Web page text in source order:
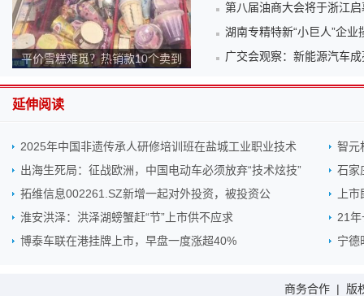
平价雪糕难觅？热销款10个卖到
第八届油商大会将于浙江
湖南专精特新“小巨人”企
广交会观察：新能源汽车
延伸阅读
2025年中国非遗传承人研修培训班在盐城工业职业技术
智元
出海生死局：征战欧洲，中国电动车必须放弃“技术炫技”
石家
拓维信息002261.SZ新增一起对外投资，被投资公
上
淮安洪泽：洪泽湖螃蟹赶“节”上市供不应求
21
博泰车联在港挂牌上市，早盘一度涨超40%
宁德
商务合作 | 版